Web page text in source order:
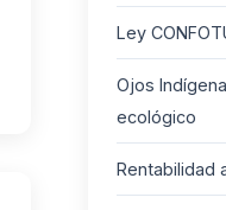
Ley
Ojos
ecológico
Rentabilidad